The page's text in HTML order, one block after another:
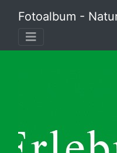
Fotoalbum -